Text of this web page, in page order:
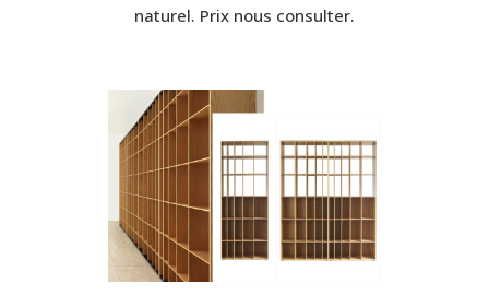
naturel. Prix nous consulter.